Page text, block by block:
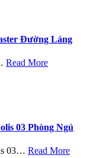
Đường Láng
Read More
03 Phòng Ngủ
03… Read More